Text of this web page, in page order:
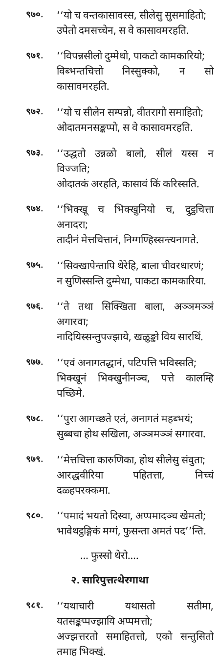
९७०.
‘‘यो च वन्तकासावस्स, सीलेसु सुसमाहितो;
उपेतो दमसच्चेन, स वे कासावमरहति.
९७१.
‘‘विपन्नसीलो दुम्मेधो, पाकटो कामकारियो;
विब्भन्तचित्तो निस्सुक्को, न सो
कासावमरहति.
९७२.
‘‘यो च सीलेन सम्पन्नो, वीतरागो समाहितो;
ओदातमनसङ्कप्पो, स वे कासावमरहति.
९७३.
‘‘उद्धतो उन्नळो बालो, सीलं यस्स न
विज्जति;
ओदातकं अरहति, कासावं किं करिस्सति.
९७४. ‘‘भिक्खूच भिक्खुनियो च, दुट्ठचित्ता
अनादरा;
तादीनं मेत्तचित्तानं, निग्गण्हिस्सन्त्यनागते.
९७५.
‘‘सिक्खापेन्तापि थेरेहि, बाला चीवरधारणं;
न सुणिस्सन्ति दुम्मेधा, पाकटा कामकारिया.
९७६. ‘‘ते तथा सिक्खिता बाला, अञ्ञमञ्ञं
अगारवा;
नादियिस्सन्तुपज्झाये, खळुङ्को विय सारथिं.
९७७.
‘‘एवं अनागतद्धानं, पटिपत्ति भविस्सति;
भिक्खूनं भिक्खुनीनञ्च, पत्ते कालम्हि
पच्छिमे.
९७८.
‘‘पुरा आगच्छते एतं, अनागतं महब्भयं;
सुब्बचा होथ सखिला, अञ्ञमञ्ञं सगारवा.
९७९. ‘‘मेत्तचित्ताकारुणिका, होथ सीलेसु संवुता;
आरद्धवीरिया पहितत्ता, निच्चं
दळ्हपरक्कमा.
९८०. ‘‘पमादंभयतो दिस्वा, अप्पमादञ्च खेमतो;
भावेथट्ठङ्गिकं मग्गं, फुसन्ता अमतं पद’’न्ति.
… फुस्सो थेरो….
२. सारिपुत्तत्थेरगाथा
९८१.
‘‘यथाचारी यथासतो सतीमा,
यतसङ्कप्पज्झायि अप्पमत्तो;
अज्झत्तरतो समाहितत्तो, एको सन्तुसितो
तमाहु भिक्खुं.